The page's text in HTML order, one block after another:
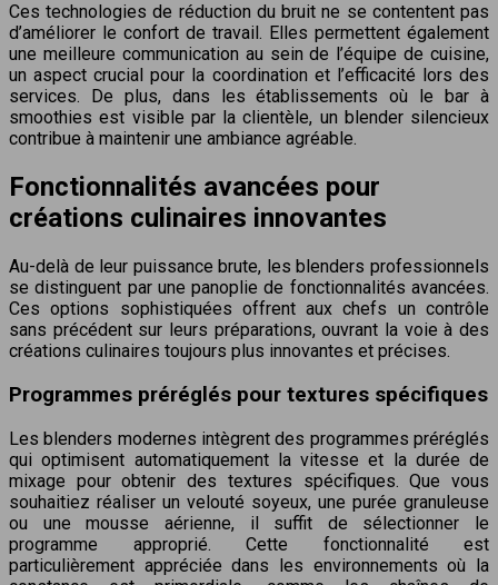
Ces technologies de réduction du bruit ne se contentent pas
d’améliorer le confort de travail. Elles permettent également
une meilleure communication au sein de l’équipe de cuisine,
un aspect crucial pour la coordination et l’efficacité lors des
services. De plus, dans les établissements où le bar à
smoothies est visible par la clientèle, un blender silencieux
contribue à maintenir une ambiance agréable.
Fonctionnalités avancées pour
créations culinaires innovantes
Au-delà de leur puissance brute, les blenders professionnels
se distinguent par une panoplie de fonctionnalités avancées.
Ces options sophistiquées offrent aux chefs un contrôle
sans précédent sur leurs préparations, ouvrant la voie à des
créations culinaires toujours plus innovantes et précises.
Programmes préréglés pour textures spécifiques
Les blenders modernes intègrent des programmes préréglés
qui optimisent automatiquement la vitesse et la durée de
mixage pour obtenir des textures spécifiques. Que vous
souhaitiez réaliser un velouté soyeux, une purée granuleuse
ou une mousse aérienne, il suffit de sélectionner le
programme approprié. Cette fonctionnalité est
particulièrement appréciée dans les environnements où la